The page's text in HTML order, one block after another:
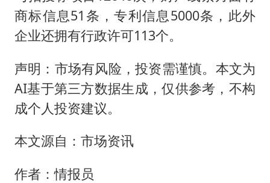
商标信息51条，专利信息5000条，此外
企业还拥有行政许可113个。
声明：市场有风险，投资需谨慎。本文为
AI基于第三方数据生成，仅供参考，不构
成个人投资建议。
本文源自：市场资讯
作者：情报员